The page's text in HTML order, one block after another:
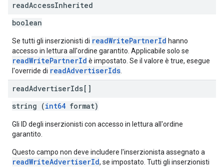
readAccessInherited
boolean
Se tutti gli inserzionisti di readWritePartnerId hanno
accesso in lettura all'ordine garantito. Applicabile solo se
readWritePartnerId è impostato. Se il valore è true, esegue
l'override di readAdvertiserIds
readAdvertiserIds[]
string (int64 format)
Gli ID degli inserzionisti con accesso in lettura all'ordine
garantito.
Questo campo non deve includere l'inserzionista assegnato a
readWriteAdvertiserId, se impostato. Tutti gli inserzionisti